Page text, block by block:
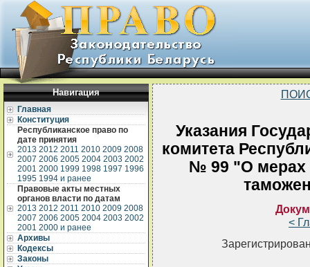
Навигация
Главная
Конституция
Республиканское право по
дате принятия
2013 2012 2011 2010 2009 2008
2007 2006 2005 2004 2003 2002
2001 2000 1999 1998 1997 1996
1995 1994 и ранее
Правовые акты местных
органов власти по датам
2013 2012 2011 2010 2009 2008
2007 2006 2005 2004 2003 2002
2001 2000 и ранее
Архивы
Кодексы
Законы
Указания
комитета
№ 99 "О мерах
<